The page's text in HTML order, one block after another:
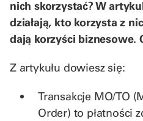
nich skorzystać? W
działają, kto korzysta z
dają korzyści biznesowe.
Z artykułu dowiesz się:
Transakcje MO/TO
Order) to płatności